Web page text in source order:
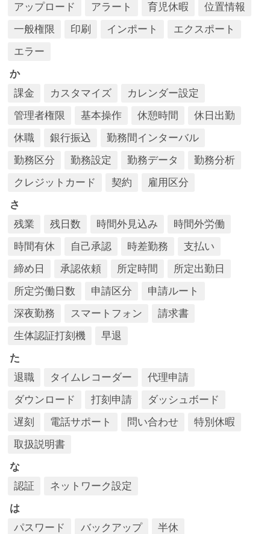
アップロード
アラート 育児休暇
位置情報
一般権限
印刷 インポート
エクスポート
エラー
か
課金
カスタマイズ
カレンダー設定
管理者権限
基本操作 休憩時間
休日出勤
休職
銀行振込
勤務間インターバル
勤務区分
勤務設定 勤務データ
勤務分析
クレジットカード
契約
雇用区分
さ
残業
残日数 時間外見込み
時間外労働
時間有休
自己承認 時差勤務
支払い
締め日
承認依頼 所定時間
所定出勤日
所定労働日数
申請区分
申請ルート
深夜勤務
スマートフォン
請求書
生体認証打刻機
早退
た
退職
タイムレコーダー
代理申請
ダウンロード
打刻申請
ダッシュボード
遅刻
電話サポート 問い合わせ
特別休暇
取扱説明書
な
認証
ネットワーク設定
は
パスワード
バックアップ
半休